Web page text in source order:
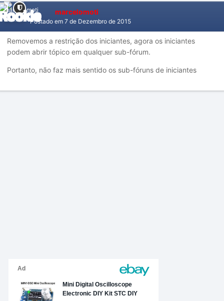
marcelomoti
Postado em 7 de Dezembro de 2015
Removemos a restrição dos iniciantes, agora os iniciantes
podem abrir tópico em qualquer sub-fórum.
Portanto, não faz mais sentido os sub-fóruns de iniciantes